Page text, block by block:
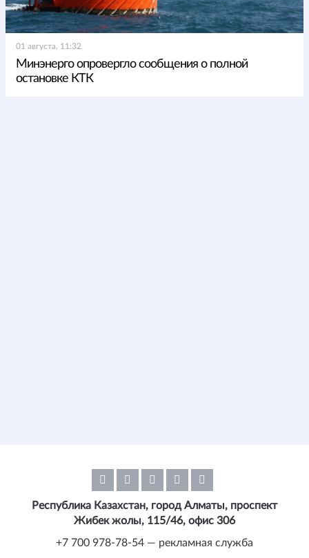
01 августа, 11:32
Минэнерго опровергло сообщения о полной
остановке КТК
Республика Казахстан, город Алматы, проспект
Жибек жолы, 115/46, офис 306
+7 700 978-78-54 — рекламная служба